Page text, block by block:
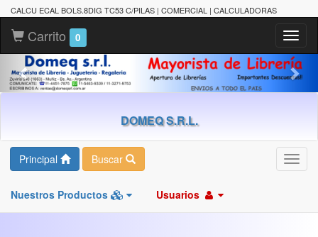
CALCU ECAL BOLS.8DIG TC53 C/PILAS | COMERCIAL | CALCULADORAS
Carrito 0
DOMEQ S.R.L.
Principal Buscar
Nuestros Productos Usuarios